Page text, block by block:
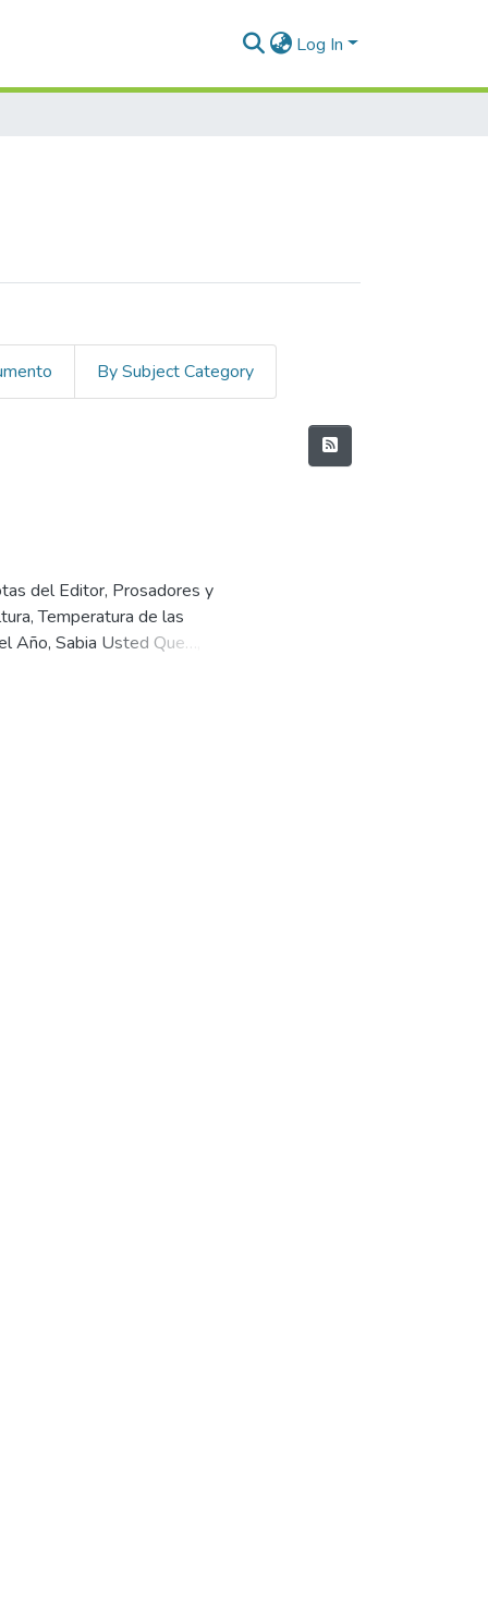
Log In
By Subject Category
del Editor, Prosadores y
Temperatura de las
Año, Sabia Usted Que…,
Noticias, Rosario García